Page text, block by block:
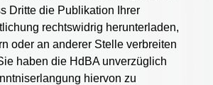
Dritte die Publikation Ihrer
rechtswidrig herunterladen,
oder an anderer Stelle verbreiten
haben die HdBA unverzüglich
hiervon zu